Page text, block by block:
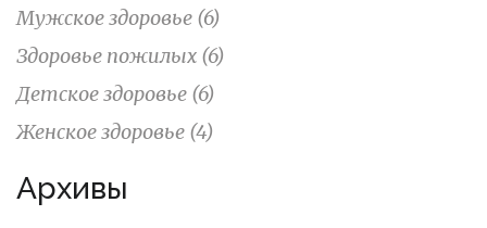
Мужское здоровье (6)
Здоровье пожилых (6)
Детское здоровье (6)
Женское здоровье (4)
Архивы